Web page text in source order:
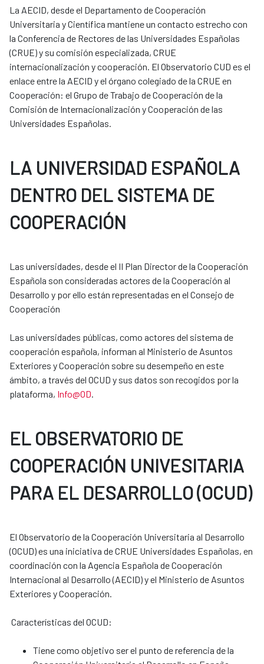
La AECID, desde el Departamento de Cooperación
Universitaria y Científica mantiene un contacto estrecho con
la Conferencia de Rectores de las Universidades Españolas
(CRUE) y su comisión especializada, CRUE
internacionalización y cooperación. El Observatorio CUD es el
enlace entre la AECID y el órgano colegiado de la CRUE en
Cooperación: el Grupo de Trabajo de Cooperación de la
Comisión de Internacionalización y Cooperación de las
Universidades Españolas.
LA UNIVERSIDAD ESPAÑOLA
DENTRO DEL SISTEMA DE
COOPERACIÓN
Las universidades, desde el II Plan Director de la Cooperación
Española son consideradas actores de la Cooperación al
Desarrollo y por ello están representadas en el Consejo de
Cooperación
Las universidades públicas, como actores del sistema de
cooperación española, informan al Ministerio de Asuntos
Exteriores y Cooperación sobre su desempeño en este
ámbito, a través del OCUD y sus datos son recogidos por la
plataforma, Info@OD.
EL OBSERVATORIO DE
COOPERACIÓN UNIVESITARIA
PARA EL DESARROLLO (OCUD)
El Observatorio de la Cooperación Universitaria al Desarrollo
(OCUD) es una iniciativa de CRUE Universidades Españolas, en
coordinación con la Agencia Española de Cooperación
Internacional al Desarrollo (AECID) y el Ministerio de Asuntos
Exteriores y Cooperación.
Características del OCUD:
Tiene como objetivo ser el punto de referencia de la